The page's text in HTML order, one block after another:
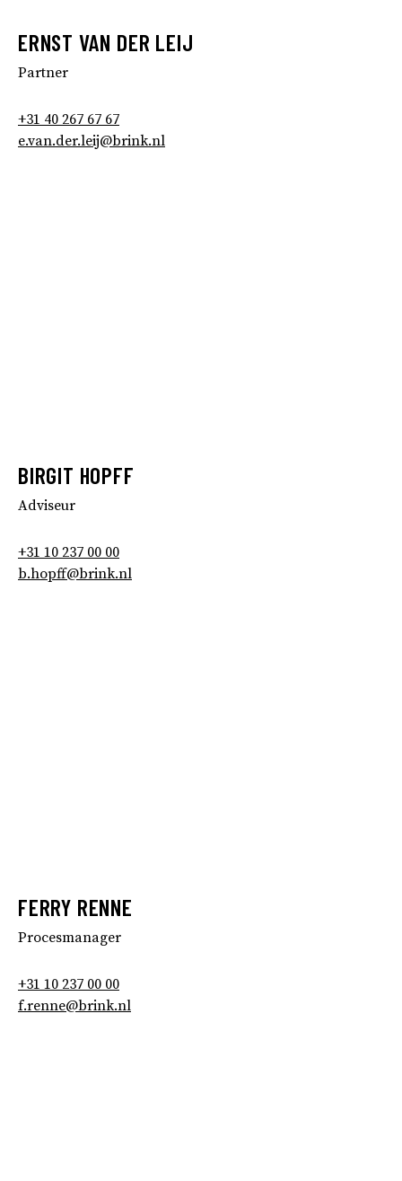
ERNST VAN DER LEIJ
Partner
+31 40 267 67 67
e.van.der.leij@brink.nl
BIRGIT HOPFF
Adviseur
+31 10 237 00 00
b.hopff@brink.nl
FERRY RENNE
Procesmanager
+31 10 237 00 00
f.renne@brink.nl